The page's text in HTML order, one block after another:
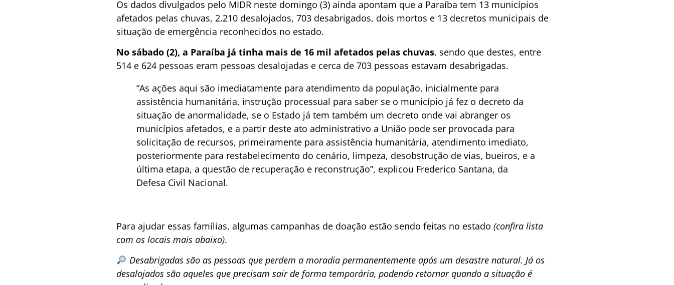
Os dados divulgados pelo MIDR neste domingo (3) ainda apontam que a Paraíba tem 13 municípios
afetados pelas chuvas, 2.210 desalojados, 703 desabrigados, dois mortos e 13 decretos municipais de
situação de emergência reconhecidos no estado.
No sábado (2), a Paraíba já tinha mais de 16 mil afetados pelas chuvas, sendo que destes, entre
514 e 624 pessoas eram pessoas desalojadas e cerca de 703 pessoas estavam desabrigadas.
“As ações aqui são imediatamente para atendimento da população, inicialmente para
assistência humanitária, instrução processual para saber se o município já fez o decreto da
situação de anormalidade, se o Estado já tem também um decreto onde vai abranger os
municípios afetados, e a partir deste ato administrativo a União pode ser provocada para
solicitação de recursos, primeiramente para assistência humanitária, atendimento imediato,
posteriormente para restabelecimento do cenário, limpeza, desobstrução de vias, bueiros, e a
última etapa, a questão de recuperação e reconstrução”, explicou Frederico Santana, da
Defesa Civil Nacional.
Para ajudar essas famílias, algumas campanhas de doação estão sendo feitas no estado (confira lista
com os locais mais abaixo).
Desabrigadas são as pessoas que perdem a moradia permanentemente após um desastre natural. Já os
desalojados são aqueles que precisam sair de forma temporária, podendo retornar quando a situação é